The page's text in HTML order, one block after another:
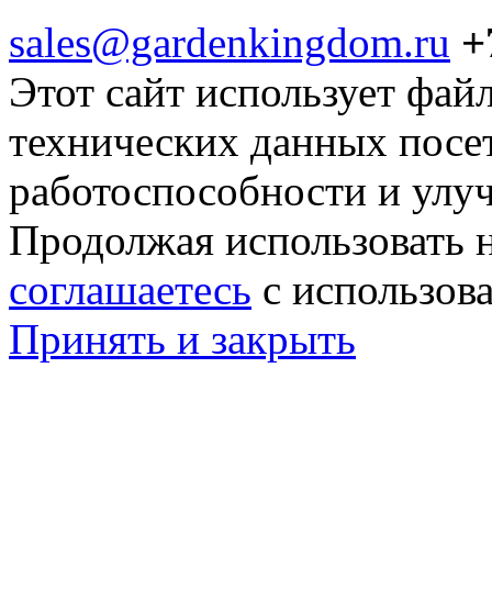
sales@gardenkingdom.ru
Этот сайт использует
технических данных
работоспособности и
Продолжая использовать
соглашаетесь с
Принять и закрыть